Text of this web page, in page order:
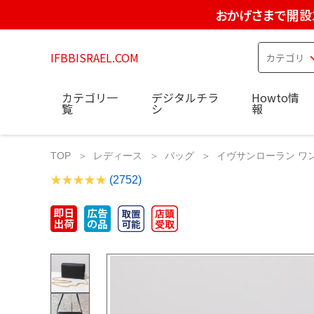
おかげさまで開
IFBBISRAEL.COM
カテゴリ一
覧
デジタルチラ
シ
Howto情
報
TOP レディース バッグ イヴサンローラン ワ
(2752)